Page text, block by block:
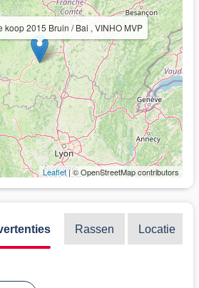
koop 2015 Bruin / Bai , VINHO MVP
Leaflet| © OpenStreetMap contributors
Rassen Locatie